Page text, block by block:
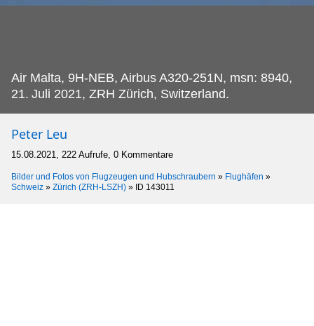
Air Malta, 9H-NEB, Airbus A320-251N, msn: 8940,
21. Juli 2021, ZRH Zürich, Switzerland.
Peter Leu
15.08.2021, 222 Aufrufe, 0 Kommentare
Bilder und Fotos von Flugzeugen und Hubschraubern » Flughäfen »
Schweiz » Zürich (ZRH-LSZH) » ID 143011